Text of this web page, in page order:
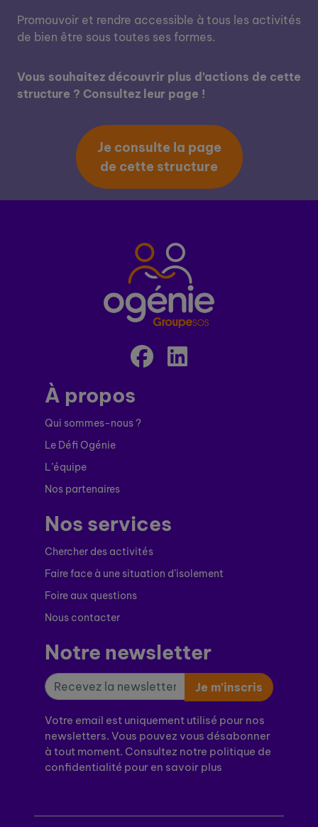
Promouvoir et rendre accessible à tous les activités
de bien être sous toutes ses formes.
Vous souhaitez découvrir plus d’actions de cette
structure ? Consultez leur page !
Je consulte la page
de cette structure
À propos
Qui sommes-nous ?
Le Défi Ogénie
L’équipe
Nos partenaires
Nos services
Chercher des activités
Faire face à une situation d’isolement
Foire aux questions
Nous contacter
Notre newsletter
Je m’inscris
Votre email est uniquement utilisé pour nos
newsletters. Vous pouvez vous désabonner
à tout moment. Consultez notre politique de
confidentialité pour en savoir plus